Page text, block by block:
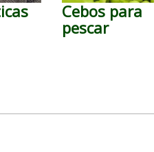
Cebos para
pescar